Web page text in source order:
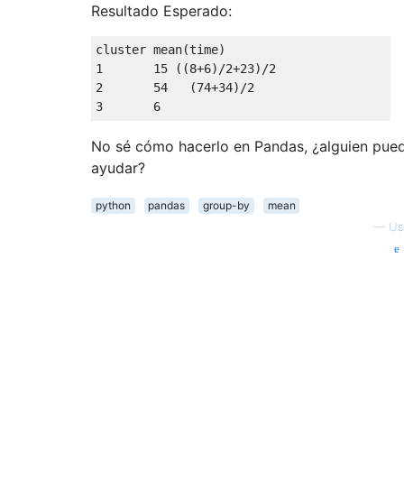
Resultado Esperado:
1
15 ((8+6)/2+23)/2
2
54
   (
74+34)/2
3
6
No sé cómo hacerlo en Pandas, ¿alguien
ayudar?
python pandas group-by
mean
—